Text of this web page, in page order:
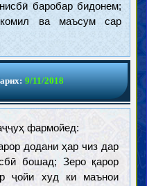
баробар бидонем;
ва маъсум сар
9/11/2018
фармойед:
додани ҳар чиз дар
бошад; Зеро қарор
ҷойи худ ки маънои